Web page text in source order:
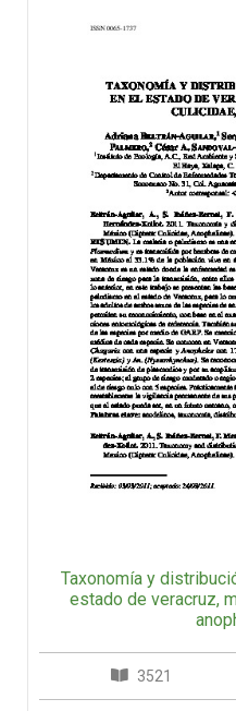
Taxonomía y
estado de veracruz,
3521